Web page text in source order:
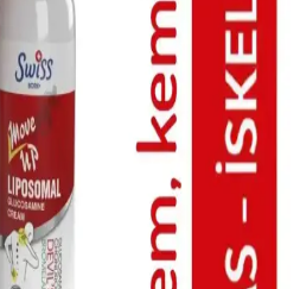
edilmiş bebek güneş koruyucuları,
ve UVB koruması sağlar, güvenle
Uygulanabilir Çözümler ve
yöntemler ve cilt bakım
ve bakterilerle mücadele
ve düzenli bakım akne kontrolünde